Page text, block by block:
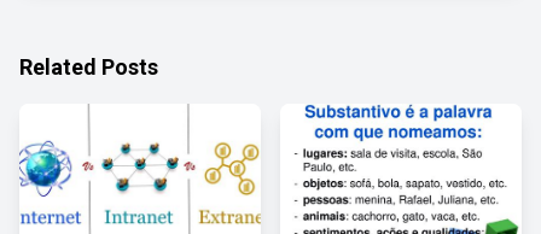
Related Posts